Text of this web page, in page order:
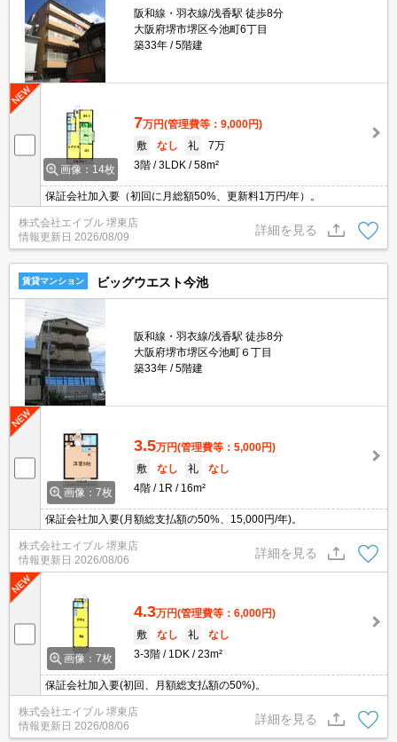
阪和線・羽衣線/浅香駅 徒歩8分
大阪府堺市堺区今池町6丁目
築33年
5階建
画像：14枚
7万円(管理費等：9,000円)
敷
なし 礼
7万
3階
3LDK 58m²
保証会社加入要（初回に月総額50%、更新料1万円/年）。
株式会社エイブル 堺東店
情報更新日 2026/08/09
詳細を見る
賃貸マンション ビッグウエスト今池
阪和線・羽衣線/浅香駅 徒歩8分
大阪府堺市堺区今池町６丁目
築33年
5階建
画像：7枚
3.5万円(管理費等：5,000円)
敷
なし 礼
なし
4階
1R 16m²
保証会社加入要(月額総支払額の50%、15,000円/年)。
株式会社エイブル 堺東店
情報更新日 2026/08/06
詳細を見る
画像：7枚
4.3万円(管理費等：6,000円)
敷
なし 礼
なし
3-3階
1DK 23m²
保証会社加入要(初回、月額総支払額の50%)。
株式会社エイブル 堺東店
情報更新日 2026/08/06
詳細を見る